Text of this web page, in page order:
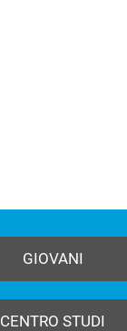
GIOVANI
CENTRO STUDI